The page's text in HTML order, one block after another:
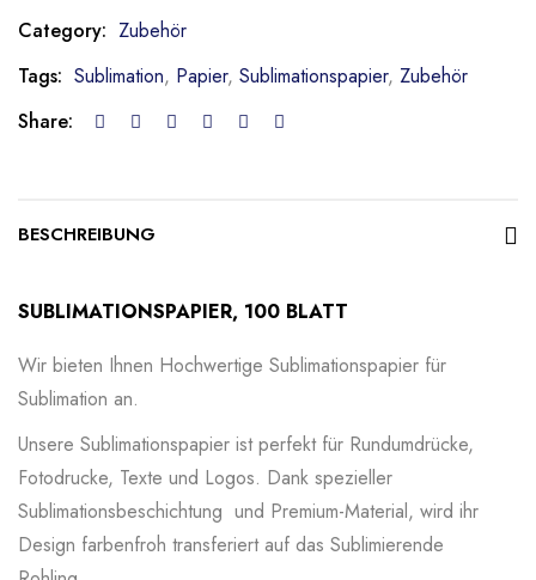
Category: Zubehör
Tags: Sublimation, Papier, Sublimationspapier, Zubehör
Share:
BESCHREIBUNG
SUBLIMATIONSPAPIER, 100 BLATT
Wir bieten Ihnen Hochwertige Sublimationspapier für
Sublimation an.
Unsere Sublimationspapier ist perfekt für Rundumdrücke,
Fotodrucke, Texte und Logos. Dank spezieller
Sublimationsbeschichtung und Premium-Material, wird ihr
Design farbenfroh transferiert auf das Sublimierende